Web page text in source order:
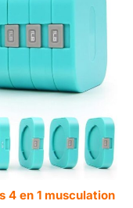
4 en 1 musculation